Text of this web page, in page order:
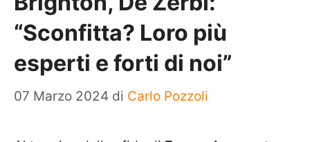
“Sconfitta? Loro più
esperti e forti di noi”
07 Marzo 2024 di Carlo Pozzoli